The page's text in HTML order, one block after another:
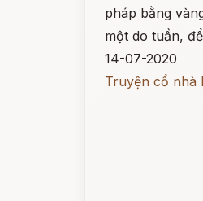
pháp bằng
một do tuần,
14-07-2020
Truyện cổ nhà